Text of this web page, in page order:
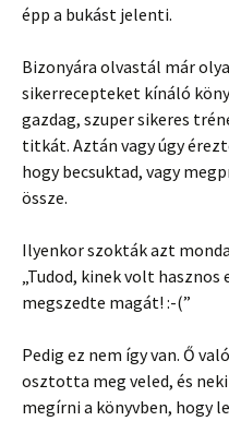
épp a bukást jelenti.
Bizonyára olvastál már
sikerrecepteket kínáló
gazdag, szuper sikeres
titkát. Aztán vagy úgy
hogy becsuktad, vagy
össze.
Ilyenkor szokták azt
„Tudod, kinek volt
megszedte magát! :-(”
Pedig ez nem így van. Ő
osztotta meg veled, és
megírni a könyvben, hogy